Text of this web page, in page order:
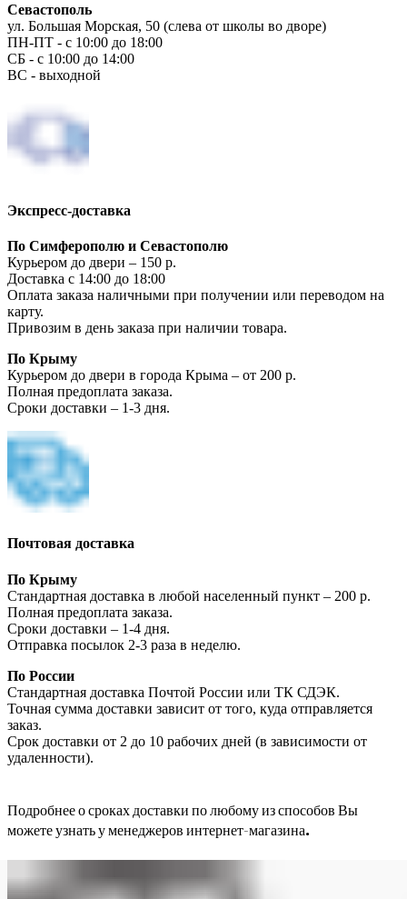
Севастополь
ул. Большая Морская, 50 (слева от школы во дворе)
ПН-ПТ - с 10:00 до 18:00
СБ - с 10:00 до 14:00
ВС - выходной
Экспресс-доставка
По Симферополю и Севастополю
Курьером до двери – 150 р.
Доставка с 14:00 до 18:00
Оплата заказа наличными при получении или переводом на
карту.
Привозим в день заказа при наличии товара.
По Крыму
Курьером до двери в города Крыма – от 200 р.
Полная предоплата заказа.
Сроки доставки – 1-3 дня.
Почтовая доставка
По Крыму
Стандартная доставка в любой населенный пункт – 200 р.
Полная предоплата заказа.
Сроки доставки – 1-4 дня.
Отправка посылок 2-3 раза в неделю.
По России
Стандартная доставка Почтой России или ТК СДЭК.
Точная сумма доставки зависит от того, куда отправляется
заказ.
Срок доставки от 2 до 10 рабочих дней (в зависимости от
удаленности).
Подробнее о сроках доставки по любому из способов Вы
можете узнать у менеджеров интернет-магазина.